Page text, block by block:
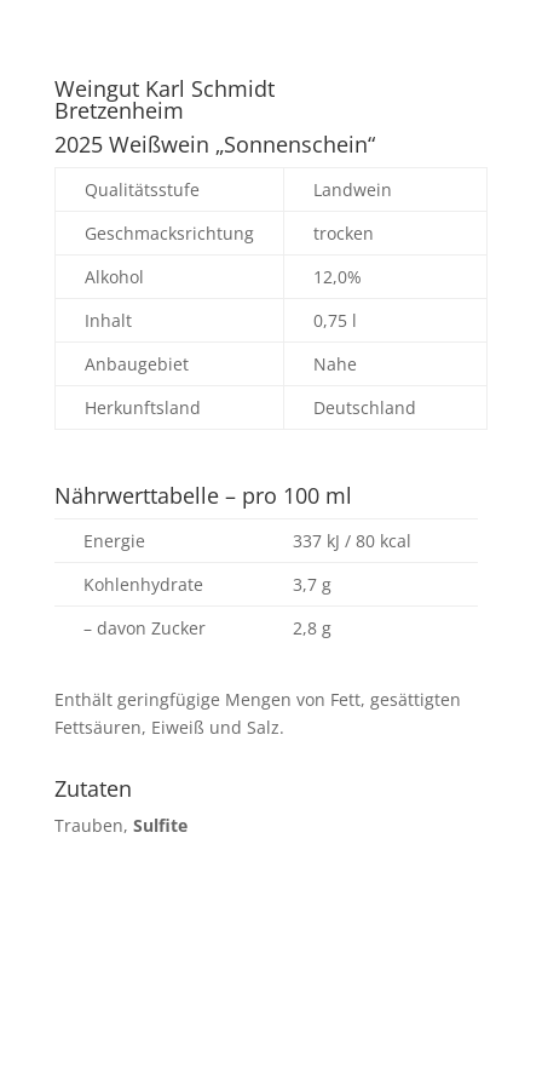
Weingut Karl Schmidt
Bretzenheim
2025 Weißwein „Sonnenschein“
Qualitätsstufe
Landwein
Geschmacksrichtung
trocken
Alkohol
12,0%
Inhalt
0,75 l
Anbaugebiet
Nahe
Herkunftsland
Deutschland
Nährwerttabelle – pro 100 ml
Energie
337 kJ / 80 kcal
Kohlenhydrate
3,7 g
– davon Zucker
2,8 g
Enthält geringfügige Mengen von Fett, gesättigten
Fettsäuren, Eiweiß und Salz.
Zutaten
Trauben, Sulfite